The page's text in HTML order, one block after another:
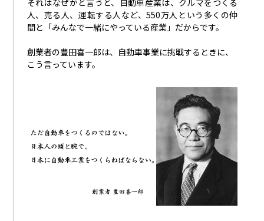
人、売る人、運転する人など、550万人という多くの仲
間と「みんなで一緒にやっている産業」だからです。
創業者の豊田喜一郎は、自動車事業に挑戦するときに、
こう言っています。